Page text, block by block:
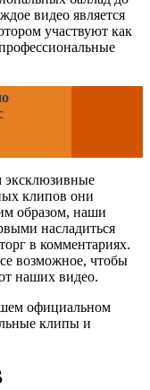
видео является
участвуют как
эксклюзивные
клипов они
образом, наши
насладиться
в комментариях.
возможное, чтобы
наших видео.
официальном
клипы и